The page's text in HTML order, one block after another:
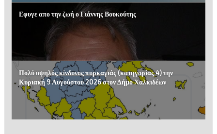
Εφυγε απο την ζωή ο Γιάννης Βουκούτης
Πολύ υψηλός κίνδυνος πυρκαγιάς (κατηγορίας 4) την
Κυριακή 9 Αυγούστου 2026 στον Δήμο Χαλκιδέων